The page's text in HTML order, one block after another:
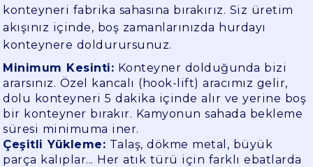
konteyneri fabrika sahasına bırakırız. Siz üretim
akışınız içinde, boş zamanlarınızda hurdayı
konteynere doldurursunuz.
Minimum Kesinti: Konteyner dolduğunda bizi
ararsınız. Özel kancalı (hook-lift) aracımız gelir,
dolu konteyneri 5 dakika içinde alır ve yerine boş
bir konteyner bırakır. Kamyonun sahada bekleme
süresi minimuma iner.
Çeşitli Yükleme: Talaş, dökme metal, büyük
parça kalıplar... Her atık türü için farklı ebatlarda